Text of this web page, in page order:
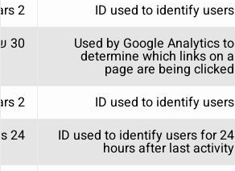
ID used to identify users
2 years
Used by Google Analytics to
determine which links on a
page are being clicked
30 שניות
ID used to identify users
2 years
ID used to identify users for 24
hours after last activity
24 hours